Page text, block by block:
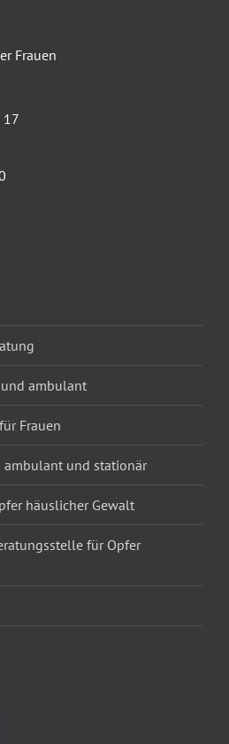
Frauen
17
ambulant
Frauen
und stationär
häuslicher Gewalt
für Opfer